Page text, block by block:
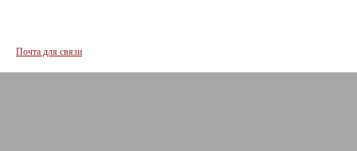
Почта для связи